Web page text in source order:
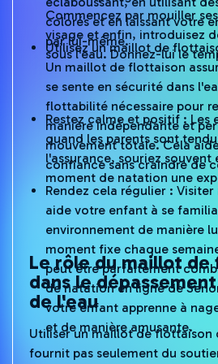
colorés et en laissant votre
par lui-même.
Commencez par mouiller
visage et enfin, introduisez
sous l'eau. Donnez-lui le
Utilisez un maillot de
Un maillot de flottaison
se sente en sécurité dans
flottabilité nécessaire pour
manière indépendante et
mouvement totale. Cela
confiance sans craindre de
Restez calme et positif : Les
quand les parents sont
l'assurance, souriez souvent
moment de natation une
Rendez cela régulier :
aide votre enfant à se
environnement de manière
moment fixe chaque
peut être parfaitement
de natation en ligne de
votre enfant apprenne à
et de manière amusante.
Le rôle du maillot
dans le
de l'eau
Utiliser un maillot de flottaison
fournit pas seulement du